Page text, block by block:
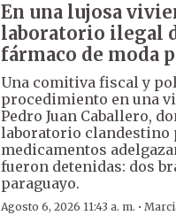
En una lujosa
laboratorio ilegal
fármaco de moda
Una comitiva fiscal y
procedimiento en una
Pedro Juan Caballero,
laboratorio clandestino
medicamentos
fueron detenidas: dos
paraguayo.
Agosto 6, 2026 11:43 a. m. ·